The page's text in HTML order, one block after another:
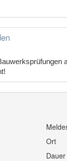
Ort
Dauer